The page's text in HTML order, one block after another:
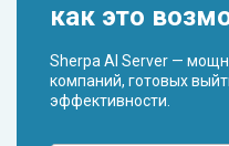
как это
Sherpa AI Server —
компаний, готовых
эффективности.